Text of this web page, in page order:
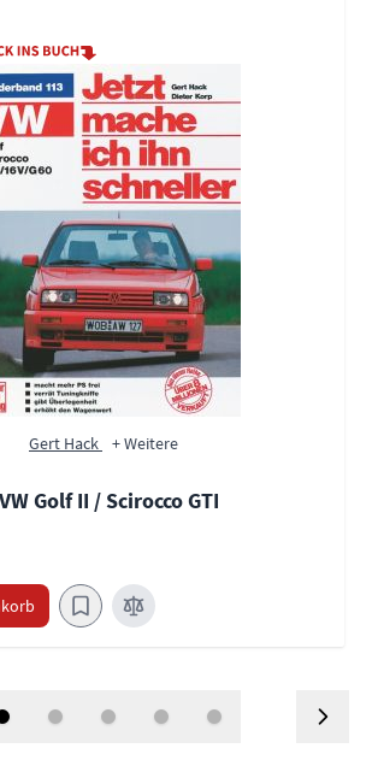
Gert Hack + Weitere
VW Golf II / Scirocco GTI